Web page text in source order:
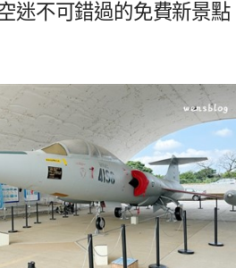
迷不可錯過的免費新景點